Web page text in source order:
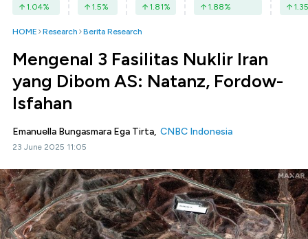
1.04% 1.5% 1.81% 1.88% 1.35
HOME Research Berita Research
Mengenal 3 Fasilitas Nuklir Iran
yang Dibom AS: Natanz, Fordow-
Isfahan
Emanuella Bungasmara Ega Tirta, CNBC Indonesia
23 June 2025 11:05